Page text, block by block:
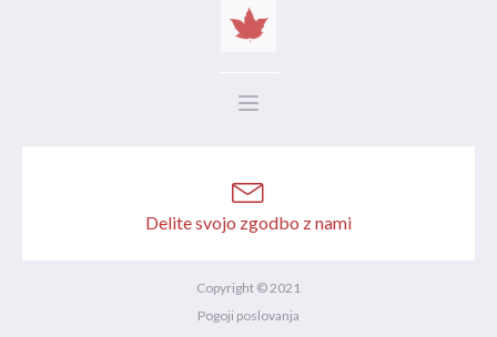
Delite svojo zgodbo z nami
Copyright © 2021
Pogoji poslovanja